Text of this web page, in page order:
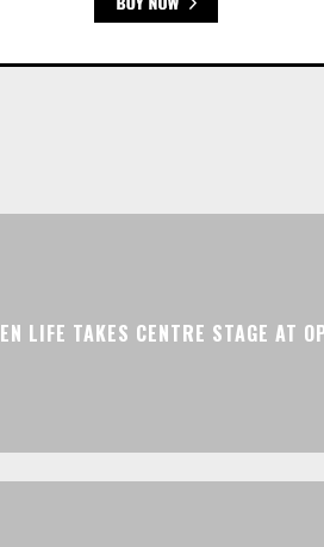
LIFE TAKES CENTRE STAGE AT